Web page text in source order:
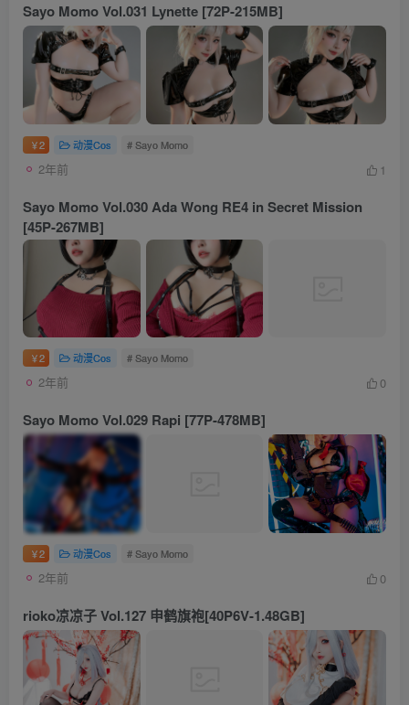
Sayo Momo Vol.031 Lynette [72P-215MB]
￥2 动漫Cos # Sayo Momo
2年前 1
Sayo Momo Vol.030 Ada Wong RE4 in Secret Mission
[45P-267MB]
￥2 动漫Cos # Sayo Momo
2年前 0
Sayo Momo Vol.029 Rapi [77P-478MB]
￥2 动漫Cos # Sayo Momo
2年前 0
rioko凉凉子 Vol.127 申鹤旗袍[40P6V-1.48GB]